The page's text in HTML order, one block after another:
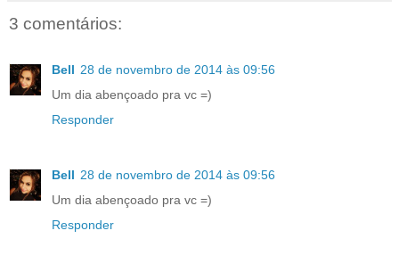
3 comentários:
Bell 28 de novembro de 2014 às 09:56
Um dia abençoado pra vc =)
Responder
Bell 28 de novembro de 2014 às 09:56
Um dia abençoado pra vc =)
Responder